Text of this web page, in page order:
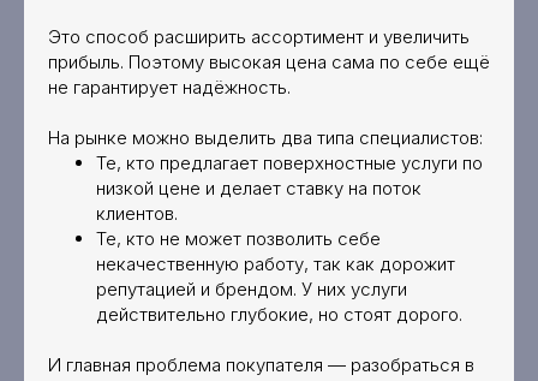
Это способ расширить ассортимент и увеличить
прибыль. Поэтому высокая цена сама по себе ещё
не гарантирует надёжность.
На рынке можно выделить два типа специалистов:
Те, кто предлагает поверхностные услуги по
низкой цене и делает ставку на поток
клиентов.
Те, кто не может позволить себе
некачественную работу, так как дорожит
репутацией и брендом. У них услуги
действительно глубокие, но стоят дорого.
И главная проблема покупателя — разобраться в